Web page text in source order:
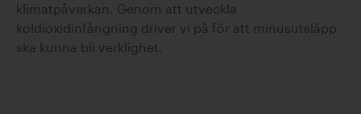
klimatpåverkan. Genom att utveckla
koldioxidinfångning driver vi på för att minusutsläpp
ska kunna bli verklighet.